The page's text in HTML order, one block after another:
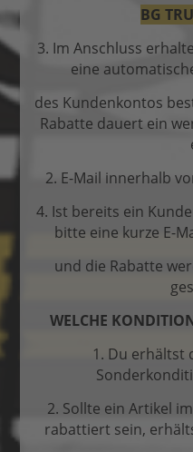
BG
3. Im Anschluss
eine
des Kundenkontos
Rabatte dauert ein
2. E-Mail innerhalb
4. Ist bereits ein
bitte eine kurze E-
und die Rabatte
WELCHE
1. Du erhältst
2. Sollte ein Artikel
rabattiert sein,